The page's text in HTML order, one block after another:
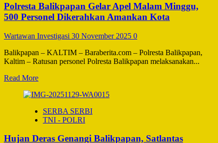
&
Emas
Siap
Jaga
Keharmonisan
dan
Budaya
Benua
Etam
Polresta Balikpapan Gelar Apel Malam Minggu,
500 Personel Dikerahkan Amankan Kota
Wartawan Investigasi 30 November 2025 0
Balikpapan – KALTIM – Baraberita.com – Polresta Balikpapan,
Kaltim – Ratusan personel Polresta Balikpapan melaksanakan...
Read MoreRead
about
Balikpapan
Gelar
Malam
SERBA SERBI
TNI - POLRI
Hujan Deras Genangi Balikpapan, Satlantas